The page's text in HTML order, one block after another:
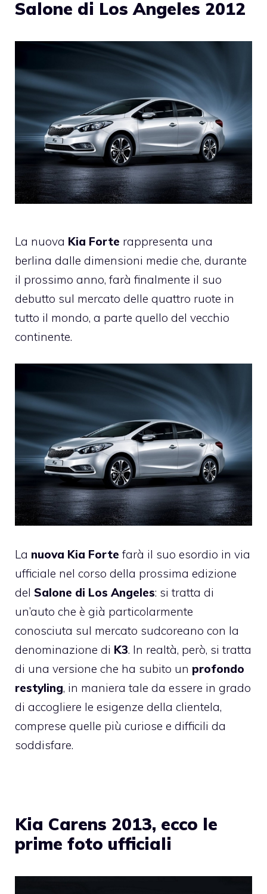
Salone di Los Angeles 2012
La nuova Kia Forte rappresenta una
berlina dalle dimensioni medie che, durante
il prossimo anno, farà finalmente il suo
debutto sul mercato delle quattro ruote in
tutto il mondo, a parte quello del vecchio
continente.
La nuova Kia Forte farà il suo esordio in via
ufficiale nel corso della prossima edizione
del Salone di Los Angeles: si tratta di
un’auto che è già particolarmente
conosciuta sul mercato sudcoreano con la
denominazione di K3. In realtà, però, si tratta
di una versione che ha subito un profondo
restyling, in maniera tale da essere in grado
di accogliere le esigenze della clientela,
comprese quelle più curiose e difficili da
soddisfare.
Kia Carens 2013, ecco le
prime foto ufficiali